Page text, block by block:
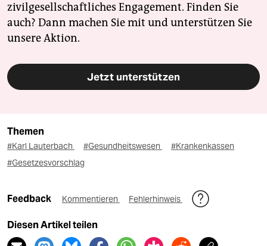
zivilgesellschaftliches Engagement. Finden Sie
auch? Dann machen Sie mit und unterstützen Sie
unsere Aktion.
Jetzt unterstützen
Themen
#Karl Lauterbach #Gesundheitswesen
#Krankenkassen
#Gesetzesvorschlag
Feedback Kommentieren Fehlerhinweis
Diesen Artikel teilen